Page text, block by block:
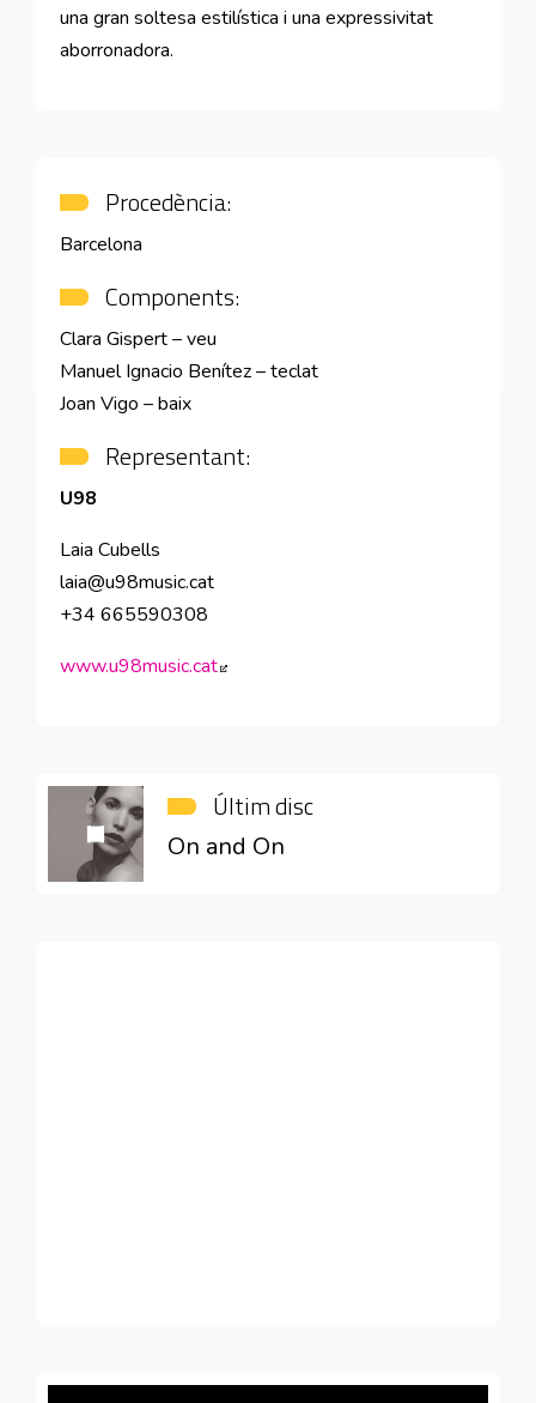
una gran soltesa estilística i una expressivitat
aborronadora.
Procedència:
Barcelona
Components:
Clara Gispert – veu
Manuel Ignacio Benítez – teclat
Joan Vigo – baix
Representant:
U98
Laia Cubells
laia@u98music.cat
+34 665590308
www.u98music.cat
Últim disc
On and On